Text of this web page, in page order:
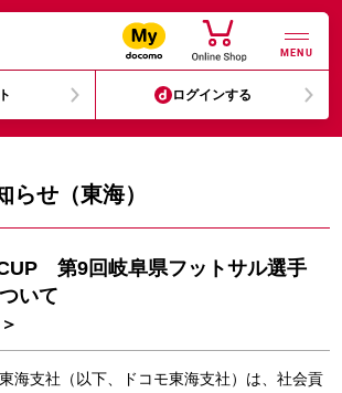
MENU
ログインする
らせ（東海）
第9回岐阜県フットサル選手
いて
海支社（以下、ドコモ東海支社）は、社会貢